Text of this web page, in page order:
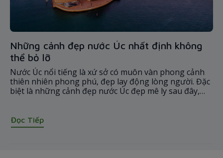
Những cảnh đẹp nước Úc nhất định không
thể bỏ lỡ
Nước Úc nổi tiếng là xứ sở có muôn vàn phong cảnh
thiên nhiên phong phú, đẹp lay động lòng người. Đặc
biệt là những cảnh đẹp nước Úc đẹp mê ly sau đây,
phá ngay nhé!
Đọc Tiếp